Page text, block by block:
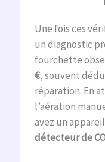
Une fois ces
un diagnostic
fourchette
€, souvent
réparation. En
l’aération
avez un
détecteur de